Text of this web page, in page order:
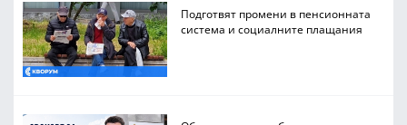
Подготвят промени в пенсионната
система и социалните плащания